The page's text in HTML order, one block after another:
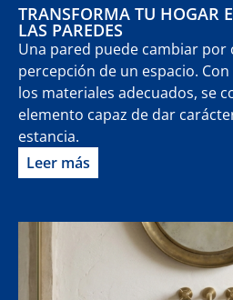
TRANSFORMA TU HOGAR
LAS PAREDES
Una pared puede cambiar por
percepción de un espacio.
los materiales adecuados, se
elemento capaz de dar
estancia.
Leer más